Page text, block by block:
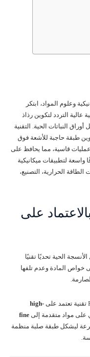
وعلوم المواد، ابتكر
التردد لتكوين رذاذ
النباتات الحية. التقنية
طبقة حاجبة للأشعة فوق
قاسية، مما يحافظ على
واسعة لتطبيقات ميكانيكية
الحرارية، التصنيع،
على
الحية تحديًا تقنيًا
خواص المادة وعدم تلفها
high-
على مواد متقدمة إلى fine
ليشكل طبقة صلبة منظمة